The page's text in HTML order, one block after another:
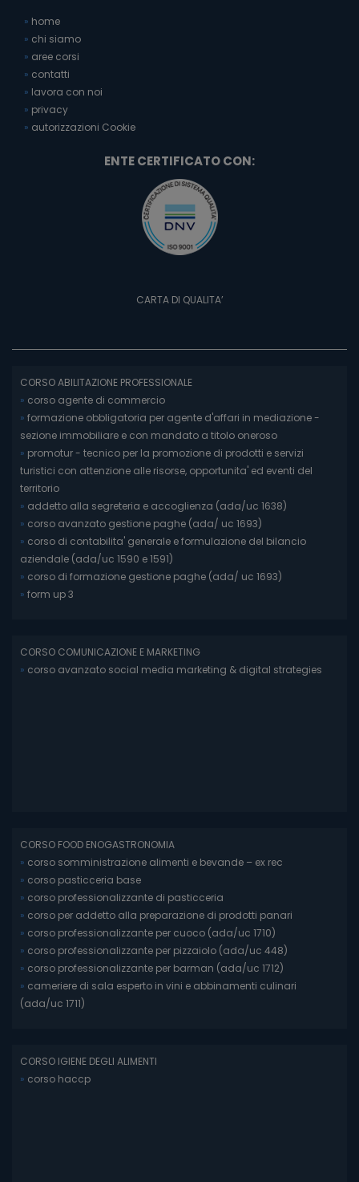
» home
» chi siamo
» aree corsi
» contatti
» lavora con noi
» privacy
» autorizzazioni Cookie
ENTE CERTIFICATO CON:
CARTA DI QUALITA’
CORSO ABILITAZIONE PROFESSIONALE
» corso agente di commercio
» formazione obbligatoria per agente d'affari in mediazione -
sezione immobiliare e con mandato a titolo oneroso
» promotur - tecnico per la promozione di prodotti e servizi
turistici con attenzione alle risorse, opportunita' ed eventi del
territorio
» addetto alla segreteria e accoglienza (ada/uc 1638)
» corso avanzato gestione paghe (ada/ uc 1693)
» corso di contabilita' generale e formulazione del bilancio
aziendale (ada/uc 1590 e 1591)
» corso di formazione gestione paghe (ada/ uc 1693)
» form up 3
CORSO COMUNICAZIONE E MARKETING
» corso avanzato social media marketing & digital strategies
CORSO FOOD ENOGASTRONOMIA
» corso somministrazione alimenti e bevande – ex rec
» corso pasticceria base
» corso professionalizzante di pasticceria
» corso per addetto alla preparazione di prodotti panari
» corso professionalizzante per cuoco (ada/uc 1710)
» corso professionalizzante per pizzaiolo (ada/uc 448)
» corso professionalizzante per barman (ada/uc 1712)
» cameriere di sala esperto in vini e abbinamenti culinari
(ada/uc 1711)
CORSO IGIENE DEGLI ALIMENTI
» corso haccp